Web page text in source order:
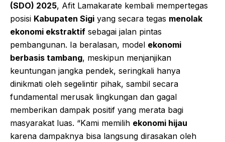
(SDO) 2025, Afit Lamakarate kembali mempertegas
posisi Kabupaten Sigi yang secara tegas menolak
ekonomi ekstraktif sebagai jalan pintas
pembangunan. Ia beralasan, model ekonomi
berbasis tambang, meskipun menjanjikan
keuntungan jangka pendek, seringkali hanya
dinikmati oleh segelintir pihak, sambil secara
fundamental merusak lingkungan dan gagal
memberikan dampak positif yang merata bagi
masyarakat luas. “Kami memilih ekonomi hijau
karena dampaknya bisa langsung dirasakan oleh